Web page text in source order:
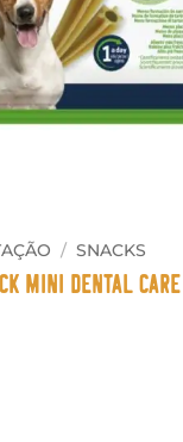
/ SNACKS
Mini Dental